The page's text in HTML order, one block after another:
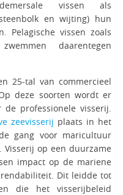
vissen als
en wijting) hun
Pelagische vissen zoals
daarentegen
25-tal van commercieel
deze soorten wordt er
professionele visserij.
zeevisserij plaats in het
gang voor maricultuur
Visserij op een duurzame
impact op de mariene
Dit leidde tot
die het visserijbeleid